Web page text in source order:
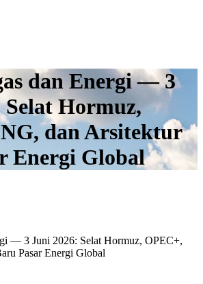
dan Energi — 3
Hormuz,
dan Arsitektur
Energi Global
— 3 Juni 2026: Selat Hormuz, OPEC+,
Pasar Energi Global